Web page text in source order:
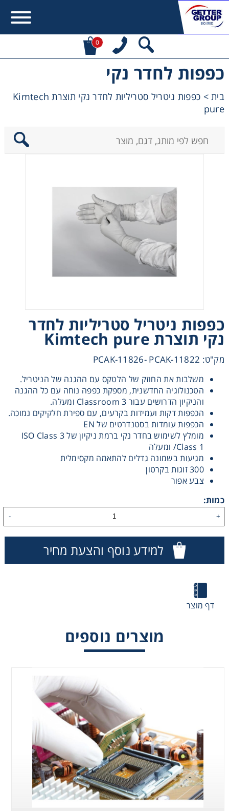
0
כפפות לחדר נקי
בית>
כפפות ניטריל סטריליות לחדר נקי תוצרת Kimtech
pure
כפפות ניטריל סטריליות לחדר
נקי תוצרת Kimtech pure
מק"ט: PCAK-11826- PCAK-11822
משלבות את החוזק של הלטקס עם ההגנה של הניטריל.
הטכנולוגיה החדשנית, מספקת כפפה נוחה עם כל ההגנה
והניקיון הדרושים עבור Classroom 3 ומעלה.
הכפפות דקות ועמידות בקרעים, עם ספירת חלקיקים נמוכה.
הכפפות עומדות בסטנדרטים של EN
מומלץ לשימוש בחדר נקי ברמת ניקיון של ISO Class 3
/Class 1 ומעלה
מגיעות בשמונה גדלים להתאמה מקסימלית
300 זוגות בקרטון
צבע אפור
כמות:
+
-
למידע נוסף והצעת מחיר
דף מוצר
מוצרים נוספים
Contact form not found.
Concentration
Cooling
Heating
Instrumentation
Pumps
Sample Preparation
Shaking & Stirring
Storage
Thermometry
Washing
Chromatography
Lab Essentials
Filtration
Glassware
Safety
Chemicals